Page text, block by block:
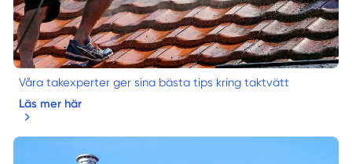
Våra takexperter ger sina bästa tips kring taktvätt
Läs mer här